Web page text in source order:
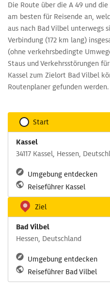
Die Route über die A 49 und
am besten für Reisende an,
aus nach Bad Vilbel unterwegs
Verbindung (172 km lang)
(ohne verkehrsbedingte
Staus und Verkehrsstörungen
Kassel zum Zielort Bad Vilbel
Routenplaner gefunden werden.
Start
Kassel
34117 Kassel, Hessen,
Umgebung entdecken
Reiseführer Kassel
Ziel
Bad Vilbel
Hessen, Deutschland
Umgebung entdecken
Reiseführer Bad Vilbel